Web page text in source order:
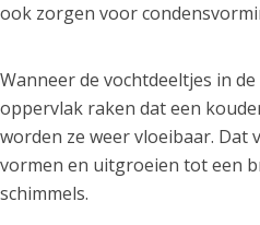
ook zorgen voor
Wanneer de vochtdeeltjes in
oppervlak raken dat een
worden ze weer vloeibaar. Dat
vormen en uitgroeien tot een
schimmels.